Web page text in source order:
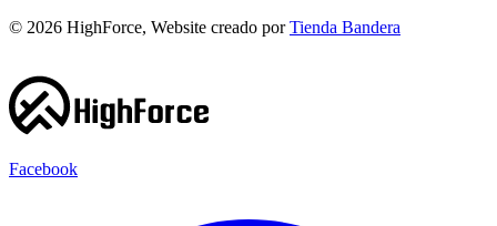
© 2026 HighForce, Website creado por Tienda Bandera
Facebook